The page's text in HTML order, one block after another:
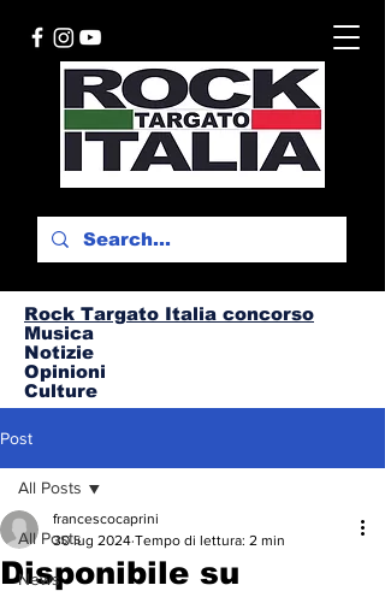
Rock Targato Italia concorso
Musica
Notizie
Opinioni
Culture
Post
All Posts
News
All Posts
Disponibile su
francescocaprini
30 lug 2024 Tempo di lettura: 2 min